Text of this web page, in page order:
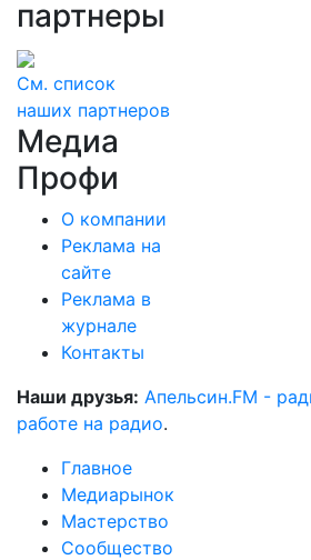
партнеры
См. список
наших партнеров
Медиа
Профи
О компании
Реклама на
сайте
Реклама в
журнале
Контакты
Наши друзья: Апельсин.FM -
работе на радио.
Главное
Медиарынок
Мастерство
Сообщество